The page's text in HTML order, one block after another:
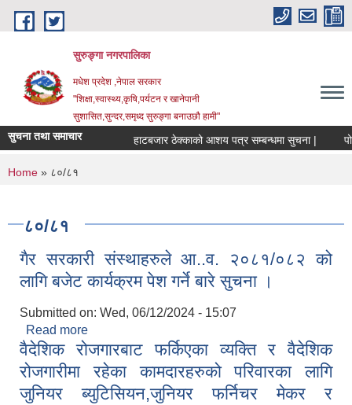
Skip to main content
सुरुङ्‍गा नगरपालिका
मधेश प्रदेश ,नेपाल सरकार
"शिक्षा,स्वास्थ्य,कृषि,पर्यटन र खानेपानी
सुशासित,सुन्दर,समृध्द सुरुङ्गा बनाउछौ हामी"
सुचना तथा समाचार हाटबजार ठेक्काको आशय पत्र सम्बन्धमा सुचना |
You are here
Home » ८०/८१
८०/८१
गैर सरकारी संस्थाहरुले आ..व. २०८१/०८२ को
लागि बजेट कार्यक्रम पेश गर्ने बारे सुचना ।
Submitted on: Wed, 06/12/2024 - 15:07
Read more
बजेट कार्यक्रम पेश गर्ने बारे सुचना ।
वैदेशिक रोजगारबाट फर्किएका व्यक्ति र वैदेशिक
रोजगारीमा रहेका कामदारहरुको परिवारका लागि
जुनियर ब्युटिसियन,जुनियर फर्निचर मेकर र